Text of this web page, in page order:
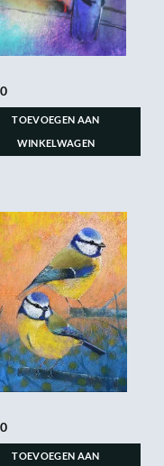
TOEVOEGEN AAN
WINKELWAGEN
TOEVOEGEN AAN